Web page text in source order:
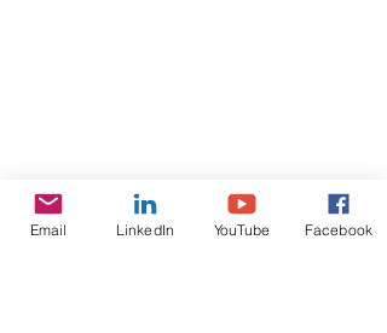
Email LinkedIn YouTube Facebook